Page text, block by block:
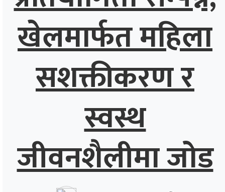
खेलमार्फत महिला
सशक्तीकरण र
स्वस्थ
जीवनशैलीमा जोड